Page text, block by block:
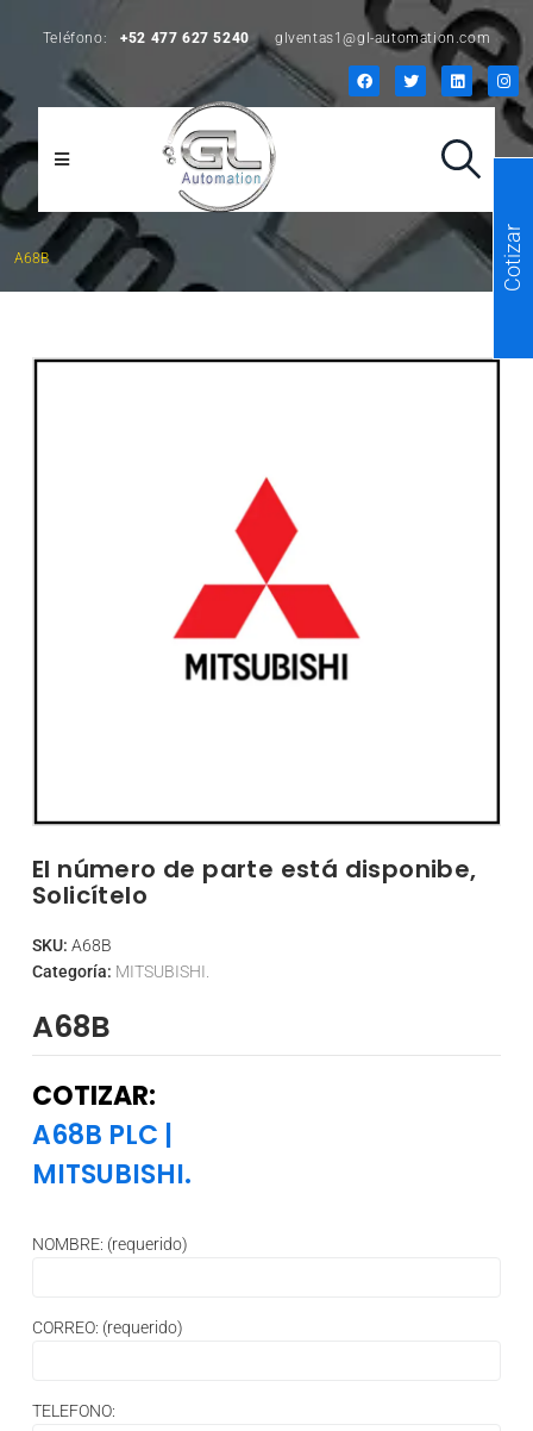
Teléfono: +52 477 627 5240 glventas1@gl-automation.com
A68B
El número de parte está disponibe,
Solicítelo
SKU: A68B
Categoría: MITSUBISHI.
A68B
COTIZAR:
A68B PLC |
MITSUBISHI.
NOMBRE: (requerido)
CORREO: (requerido)
TELEFONO:
Cotizar